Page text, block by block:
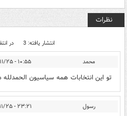
نظرات
انتشار یافته: 3 در
محمد ۱۰:۵۵ - ۱۳۹۱/۱۱/۲۵
تو این انتخابات همه سیاسیون
رسول ۲۳:۲۱ - ۱۳۹۱/۱۱/۲۵